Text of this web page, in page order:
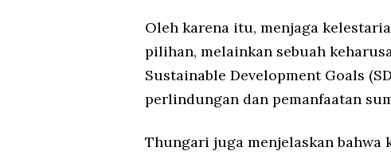
Oleh karena itu, menjaga
pilihan, melainkan sebuah
Sustainable Development Goals
perlindungan dan pemanfaatan
Thungari juga menjelaskan bahwa